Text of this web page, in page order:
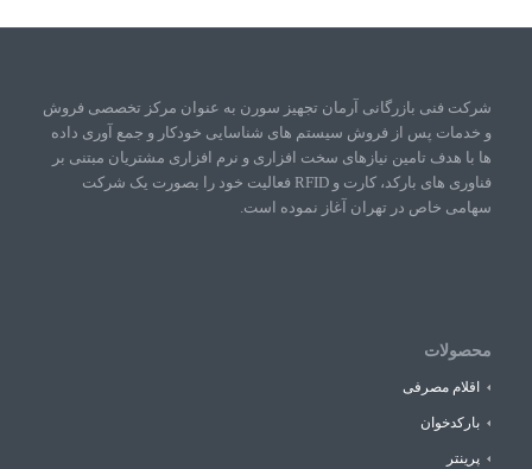
شرکت فنی بازرگانی آرمان تجهیز سورن به عنوان مرکز تخصصی فروش
و خدمات پس از فروش سیستم های شناسایی خودکار و جمع آوری داده
ها با هدف تامین نیازهای سخت افزاری و نرم افزاری مشتریان مبتنی بر
فناوری های بارکد، کارت و RFID فعالیت خود را بصورت یک شرکت
سهامی خاص در تهران آغاز نموده است.
محصولات
اقلام مصرفی
بارکدخوان
پرینتر